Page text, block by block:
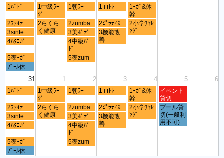
1ﾊﾞﾄﾞ
1中級ﾗｰ
ｼﾞ
1朝ﾗｰ 1ﾛｺﾄﾚ
1ﾖｶﾞ&体
幹
2ﾌｧｲﾃ
2らくら
く健康
2zumba 2ﾋﾟﾗﾃｨｽ
2小学ﾁｬﾚ
ﾝｼﾞ
3sinte 3美ﾎﾞﾃﾞ
3機能改
善
4ﾊﾀﾖｶﾞ
4中級ﾊﾞ
ﾄﾞ
5夜ﾖｶﾞ
5夜zum
ﾌﾟｰﾙ休
31 1 2 3 4 5 6
1ﾊﾞﾄﾞ
1中級ﾗｰ
ｼﾞ
1朝ﾗｰ 1ﾛｺﾄﾚ
1ﾖｶﾞ&体
幹
イベント
貸切
2ﾌｧｲﾃ
2らくら
く健康
2zumba 2ﾋﾟﾗﾃｨｽ
2小学ﾁｬﾚ
ﾝｼﾞ
プール貸
切(一般利
用不可)
3sinte 3美ﾎﾞﾃﾞ
3機能改
善
4ﾊﾀﾖｶﾞ
4中級ﾊﾞ
ﾄﾞ
5夜ﾖｶﾞ
5夜zum
ﾌﾟｰﾙ休